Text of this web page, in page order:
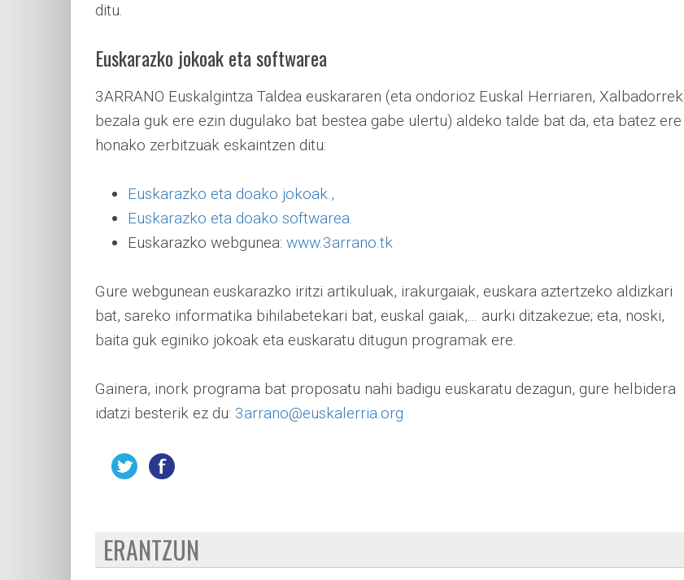
ditu.
Euskarazko jokoak eta softwarea
3ARRANO Euskalgintza Taldea euskararen (eta ondorioz Euskal Herriaren, Xalbadorrek
bezala guk ere ezin dugulako bat bestea gabe ulertu) aldeko talde bat da, eta batez ere
honako zerbitzuak eskaintzen ditu:
Euskarazko eta doako jokoak.,
Euskarazko eta doako softwarea.
Euskarazko webgunea: www.3arrano.tk
Gure webgunean euskarazko iritzi artikuluak, irakurgaiak, euskara aztertzeko aldizkari
bat, sareko informatika bihilabetekari bat, euskal gaiak,... aurki ditzakezue; eta, noski,
baita guk eginiko jokoak eta euskaratu ditugun programak ere.
Gainera, inork programa bat proposatu nahi badigu euskaratu dezagun, gure helbidera
idatzi besterik ez du: 3arrano@euskalerria.org
ERANTZUN